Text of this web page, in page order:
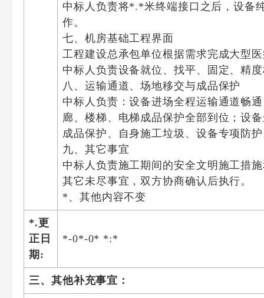
中标人负责将*.*米终端接口之后，设备
作。
七、机房基础工程界面
工程建设总承包单位根据需求完成大型
中标人负责设备就位、找平、固定、精
八、运输通道、场地移交与成品保护
中标人负责：设备进场全程运输通道畅
廊、楼梯、电梯成品保护全部到位；设
成品保护、自身施工垃圾、设备专项防
九、其它事宜
中标人负责施工期间的安全文明施工措
其它未尽事宜，双方协商确认后执行。
*、其他内容不变
*.更
正日
期:
*-0*-0* *:*
三、其他补充事宜：